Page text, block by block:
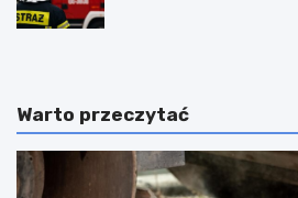
Warto przeczytać